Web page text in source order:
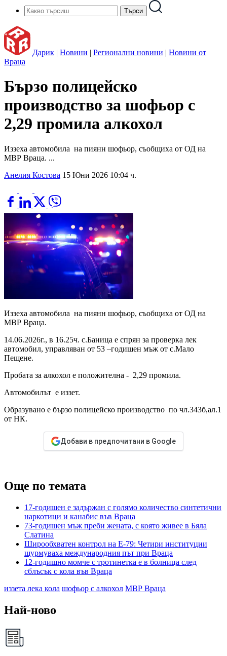
Дарик | Новини | Регионални новини | Новини от
Враца
Бързо полицейско
производство за шофьор с
2,29 промила алкохол
Иззеха автомобила на пиянн шофьор, съобщиха от ОД на
МВР Враца. ...
Анелия Костова 15 Юни 2026 10:04 ч.
Иззеха автомобила на пиянн шофьор, съобщиха от ОД на
МВР Враца.
14.06.2026г., в 16.25ч. с.Баница е спрян за проверка лек
автомобил, управляван от 53 –годишен мъж от с.Мало
Пещене.
Пробата за алкохол е положителна - 2,29 промила.
Автомобилът е иззет.
Образувано е бързо полицейско производство по чл.343б,ал.1
от НК.
Добави в предпочитани в Google
Още по темата
17-годишен е задържан с голямо количество синтетични
наркотици и канабис във Враца
73-годишен мъж преби жената, с която живее в Бяла
Слатина
Широобхватен контрол на Е-79: Четири институции
щурмуваха международния път при Враца
12-годишно момче с тротинетка е в болница след
сблъсък с кола във Враца
иззета лека кола шофьор с алкохол МВР Враца
Най-ново